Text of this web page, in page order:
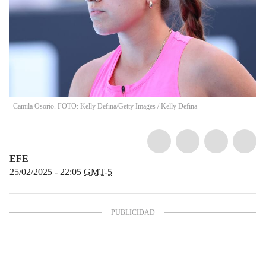
Camila Osorio. FOTO: Kelly Defina/Getty Images / Kelly Defina
EFE
25/02/2025 - 22:05 GMT-5